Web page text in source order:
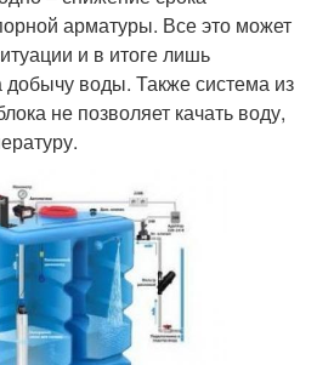
арматуры. Все это может
и в итоге лишь
добычу воды. Также система из
не позволяет качать воду,